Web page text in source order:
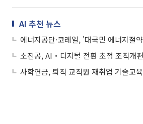
AI 추천 뉴스
에너지공단·코레일, '대국민 에너지절